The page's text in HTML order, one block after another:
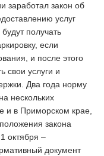
заработал закон об
услуг
получать
если
и после этого
свои услуги и
Два года норму
нескольких
и в Приморском крае,
закона
октября –
документ